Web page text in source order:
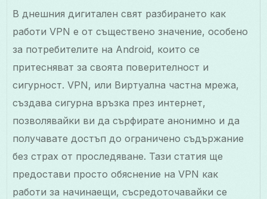
В днешния дигитален свят разбирането как
работи VPN е от съществено значение, особено
за потребителите на Android, които се
притесняват за своята поверителност и
сигурност. VPN, или Виртуална частна мрежа,
създава сигурна връзка през интернет,
позволявайки ви да сърфирате анонимно и да
получавате достъп до ограничено съдържание
без страх от проследяване. Тази статия ще
предостави просто обяснение на VPN как
работи за начинаещи, съсредоточавайки се